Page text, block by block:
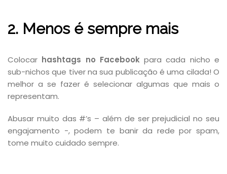
2. Menos é sempre mais
Colocar hashtags no Facebookpara cada nicho e
sub-nichos que tiver na sua publicação é uma cilada! O
melhor a se fazer é selecionar algumas que mais o
representam.
Abusar muito das #’s – além de ser prejudicial no seu
engajamento -, podem te banir da rede por spam,
tome muito cuidado sempre.